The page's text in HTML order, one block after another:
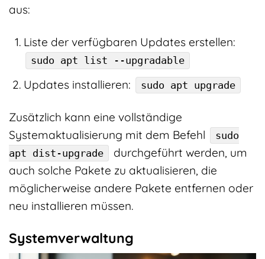
aus:
Liste der verfügbaren Updates erstellen:
sudo apt list --upgradable
Updates installieren: sudo apt upgrade
Zusätzlich kann eine vollständige
Systemaktualisierung mit dem Befehl
sudo
apt dist-upgrade
durchgeführt werden, um
auch solche Pakete zu aktualisieren, die
möglicherweise andere Pakete entfernen oder
neu installieren müssen.
Systemverwaltung